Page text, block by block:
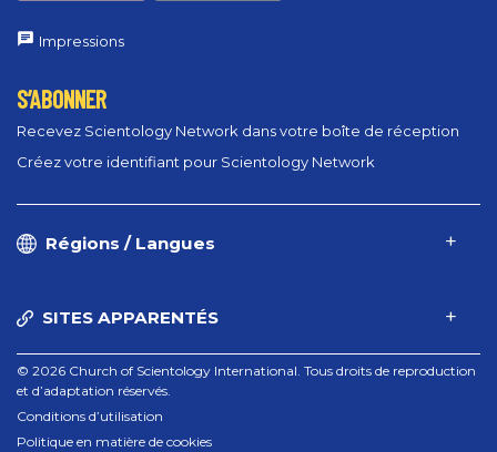
Impressions
S’ABONNER
Recevez Scientology Network dans votre boîte de réception
Créez votre identifiant pour Scientology Network
Régions / Langues
SITES APPARENTÉS
© 2026 Church of Scientology International. Tous droits de reproduction
et d’adaptation réservés.
Conditions d’utilisation
Politique en matière de cookies